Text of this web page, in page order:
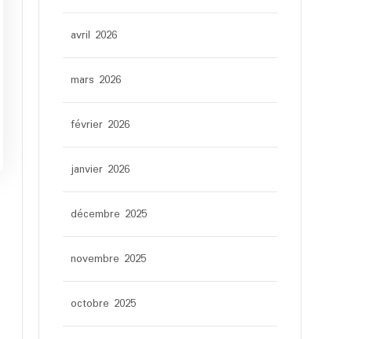
avril 2026
mars 2026
février 2026
janvier 2026
décembre 2025
novembre 2025
octobre 2025